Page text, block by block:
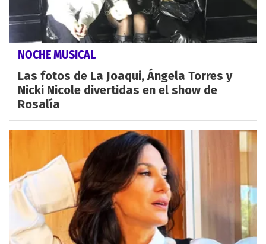
NOCHE MUSICAL
Las fotos de La Joaqui, Ángela Torres y
Nicki Nicole divertidas en el show de
Rosalía